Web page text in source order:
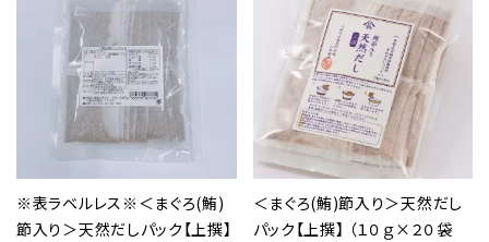
※表ラベルレス※＜まぐろ(鮪)
節入り＞天然だしパック【上撰】
＜まぐろ(鮪)節入り＞天然だし
パック【上撰】 （１０ｇ×２０袋